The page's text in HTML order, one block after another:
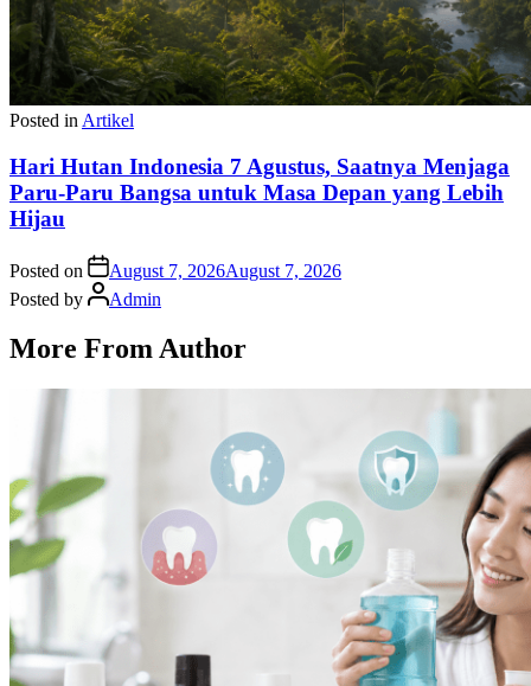
Posted in Artikel
Hari Hutan Indonesia 7 Agustus, Saatnya Menjaga
Paru-Paru Bangsa untuk Masa Depan yang Lebih
Hijau
Posted on August 7, 2026August 7, 2026
Posted by
Admin
More From Author